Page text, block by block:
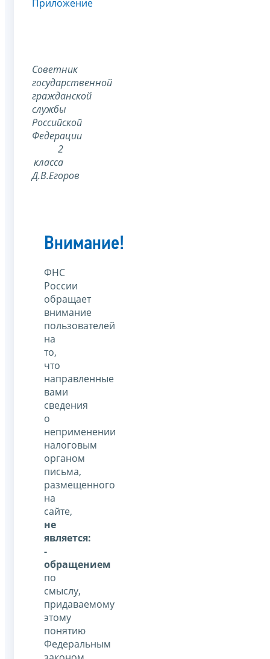
Приложение
Советник
государственной
гражданской
службы
Российской
Федерации
2
класса
Д.В.Егоров
Внимание!
ФНС
России
обращает
внимание
пользователей
на
то,
что
направленные
вами
сведения
о
неприменении
налоговым
органом
письма,
размещенного
на
сайте,
не
является:
-
обращением
по
смыслу,
придаваемому
этому
понятию
Федеральным